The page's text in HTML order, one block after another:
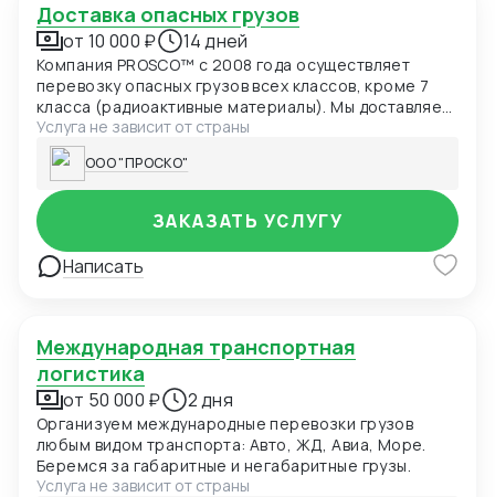
Доставка опасных грузов
от 10 000 ₽ 14 дней
Компания PROSCO™ с 2008 года осуществляет
перевозку опасных грузов всех классов, кроме 7
класса (радиоактивные материалы). Мы доставляем
грузы автомобильным, железнодорожным, морским
и авиационным транспортом с соблюдением всех
международных и российских требований к
обращению с опасной продукцией.
Услуга не зависит от страны
ООО "ПРОСКО"
Написать
ЗАКАЗАТЬ УСЛУГУ
Международная транспортная
логистика
от 50 000 ₽ 2 дня
Организуем международные перевозки грузов
любым видом транспорта: Авто, ЖД, Авиа, Море.
Беремся за габаритные и негабаритные грузы.
Услуга не зависит от страны